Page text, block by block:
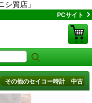
質店」
PCサイト
その他のセイコー時計 中古